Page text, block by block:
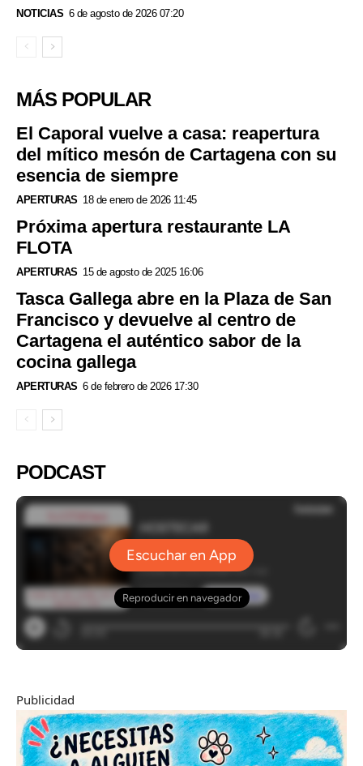
NOTICIAS 6 de agosto de 2026 07:20
MÁS POPULAR
El Caporal vuelve a casa: reapertura
del mítico mesón de Cartagena con su
esencia de siempre
APERTURAS 18 de enero de 2026 11:45
Próxima apertura restaurante LA
FLOTA
APERTURAS 15 de agosto de 2025 16:06
Tasca Gallega abre en la Plaza de San
Francisco y devuelve al centro de
Cartagena el auténtico sabor de la
cocina gallega
APERTURAS 6 de febrero de 2026 17:30
PODCAST
Publicidad